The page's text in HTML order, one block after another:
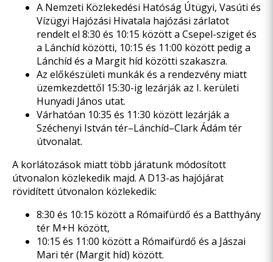
A Nemzeti Közlekedési Hatóság Útügyi, Vasúti és
Vízügyi Hajózási Hivatala hajózási zárlatot
rendelt el 8:30 és 10:15 között a Csepel-sziget és
a Lánchíd közötti, 10:15 és 11:00 között pedig a
Lánchíd és a Margit híd közötti szakaszra.
Az előkészületi munkák és a rendezvény miatt
üzemkezdettől 15:30-ig lezárják az I. kerületi
Hunyadi János utat.
Várhatóan 10:35 és 11:30 között lezárják a
Széchenyi István tér–Lánchíd–Clark Ádám tér
útvonalat.
A korlátozások miatt több járatunk módosított
útvonalon közlekedik majd. A D13-as hajójárat
rövidített útvonalon közlekedik:
8:30 és 10:15 között a Rómaifürdő és a Batthyány
tér M+H között,
10:15 és 11:00 között a Rómaifürdő és a Jászai
Mari tér (Margit híd) között.